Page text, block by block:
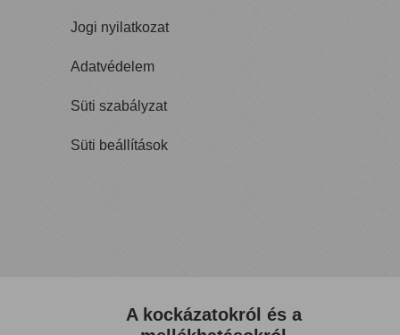
Jogi nyilatkozat
Adatvédelem
Süti szabályzat
Süti beállítások
A kockázatokról és a